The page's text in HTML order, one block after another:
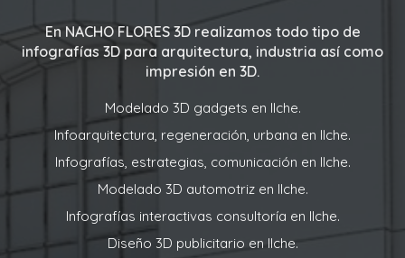
En NACHO FLORES 3Drealizamos todo tipo de
infografías 3D para arquitectura, industria así como
impresión en 3D.
Modelado 3D gadgets en Ilche.
Infoarquitectura, regeneración, urbana en Ilche.
Infografías, estrategias, comunicación en Ilche.
Modelado 3D automotriz en Ilche.
Infografías interactivas consultoría en Ilche.
Diseño 3D publicitario en Ilche.